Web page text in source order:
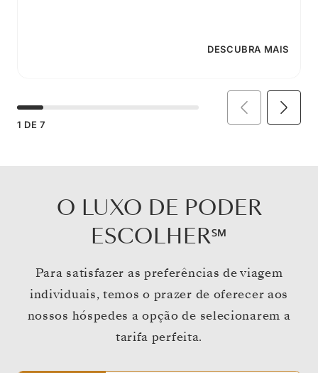
DESCUBRA MAIS
1 DE 7
O LUXO DE PODER
ESCOLHER℠
Para satisfazer as preferências de viagem
individuais, temos o prazer de oferecer aos
nossos hóspedes a opção de selecionarem a
tarifa perfeita.